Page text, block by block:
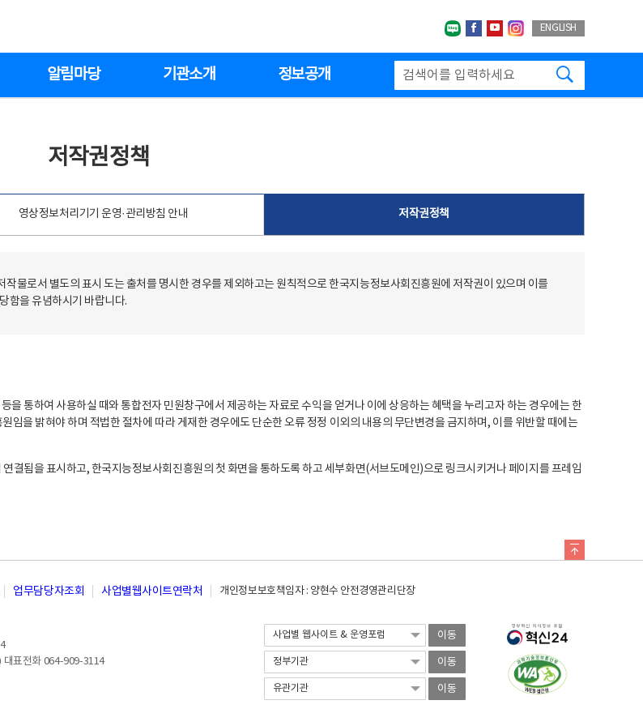
네이버블로그
페이스북
유투브인스타그랩
ENGLISH
알림마당 기관소개 정보공개
저작권정책
영상정보처리기기 운영·관리방침 안내 저작권정책
물로서 별도의 표시 도는 출처를 명시한 경우를 제외하고는 원칙적으로 한국지능정보사회진흥원에 저작권이 있으며 이를
함을 유념하시기 바랍니다.
통하여 사용하실 때와 통합전자 민원창구에서 제공하는 자료로 수익을 얻거나 이에 상응하는 혜택을 누리고자 하는 경우에는 한
을 밝혀야 하며 적법한 절차에 따라 게재한 경우에도 단순한 오류 정정 이외의 내용의 무단변경을 금지하며, 이를 위반할 때에는
결됨을 표시하고, 한국지능정보사회진흥원의 첫 화면을 통하도록 하고 세부화면(서브도메인)으로 링크시키거나 페이지를 프레임
업무담당자조회 사업별웹사이트연락처 개인정보보호책임자 : 양현수 안전경영관리단장
대표전화 064-909-3114
이동
이동
이동